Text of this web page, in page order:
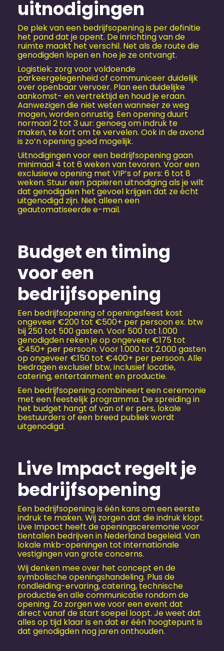
uitnodigingen
De plek van een bedrijfsopening is per definitie
het pand dat je opent. De inrichting van de
ruimte maakt het verschil. Net als de route die
genodigden lopen en hoe je ze ontvangt.
Logistiek: zorg voor voldoende
parkeergelegenheid of communiceer duidelijk
over openbaar vervoer. Plan een duidelijke
aankomst- en vertrektijd en houd je eraan.
Aanwezigen die niet weten wanneer ze weg
mogen, worden onrustig. Een opening duurt
normaal 2 tot 3 uur: genoeg om indruk te
maken, te kort om te vervelen. Ook in de avond
is zo’n opening goed mogelijk.
Uitnodigingen voor een bedrijfsopening gaan
minimaal 4 tot 6 weken van tevoren. Voor een
exclusieve opening met VIP’s of pers: 6 tot 8
weken. Stuur een papieren uitnodiging als je wilt
dat genodigden het gevoel krijgen dat ze écht
uitgenodigd zijn. Niet alleen een
geautomatiseerde e-mail.
Budget en timing
voor een
bedrijfsopening
Een bedrijfsopening of openingsfeest kost
ongeveer €200 tot €500+ per persoon ex. btw
bij 250 tot 500 gasten. Voor 500 tot 1.000
genodigden reken je op ongeveer €175 tot
€450+ per persoon. Voor 1.000 tot 2.000 gasten
op ongeveer €150 tot €400+ per persoon. Alle
bedragen exclusief btw, inclusief locatie,
catering, entertainment en productie.
Een bedrijfsopening combineert een ceremonie
met een feestelijk programma. De spreiding in
het budget hangt af van of er pers, lokale
bestuurders of een breed publiek wordt
uitgenodigd.
Live Impact regelt je
bedrijfsopening
Een bedrijfsopening is één kans om een eerste
indruk te maken. Wij zorgen dat die indruk klopt.
Live Impact heeft de openingsceremonie voor
tientallen bedrijven in Nederland begeleid. Van
lokale mkb-openingen tot internationale
vestigingen van grote concerns.
Wij denken mee over het concept en de
symbolische openingshandeling. Plus de
rondleiding-ervaring, catering, technische
productie en alle communicatie rondom de
opening. Zo zorgen we voor een event dat
direct vanaf de start soepel loopt. Je weet dat
alles op tijd klaar is en dat er één hoogtepunt is
dat genodigden nog jaren onthouden.